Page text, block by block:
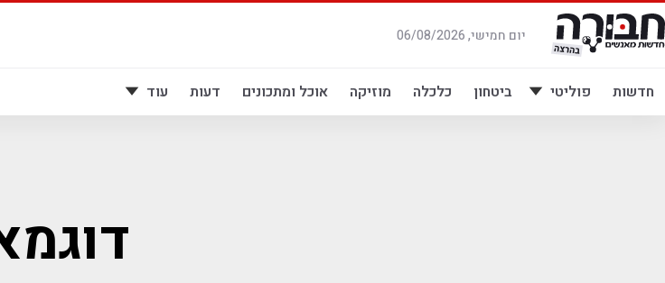
דלג
לתוכן
יום חמישי, 06/08/2026
חדשות פוליטי ביטחון כלכלה מוזיקה אוכל ומתכונים דעות עוד